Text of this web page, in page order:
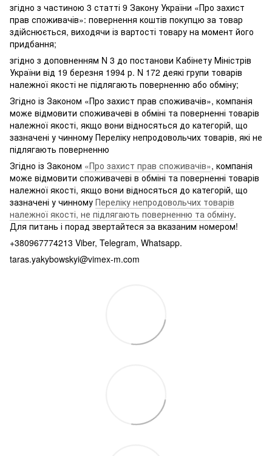
згідно з частиною 3 статті 9 Закону України «Про захист
прав споживачів»: повернення коштів покупцю за товар
здійснюється, виходячи із вартості товару на момент його
придбання;
згідно з доповненням N 3 до постанови Кабінету Міністрів
України від 19 березня 1994 р. N 172 деякі групи товарів
належної якості не підлягають поверненню або обміну;
Згідно із Законом «Про захист прав споживачів», компанія
може відмовити споживачеві в обміні та поверненні товарів
належної якості, якщо вони відносяться до категорій, що
зазначені у чинному Переліку непродовольчих товарів, які не
підлягають поверненню
Згідно із Законом «Про захист прав споживачів», компанія
може відмовити споживачеві в обміні та поверненні товарів
належної якості, якщо вони відносяться до категорій, що
зазначені у чинному Переліку непродовольчих товарів
належної якості, не підлягають поверненню та обміну.
Для питань і порад звертайтеся за вказаним номером!
+380967774213 Viber, Telegram, Whatsapp.
taras.yakybowskyi@vimex-m.com